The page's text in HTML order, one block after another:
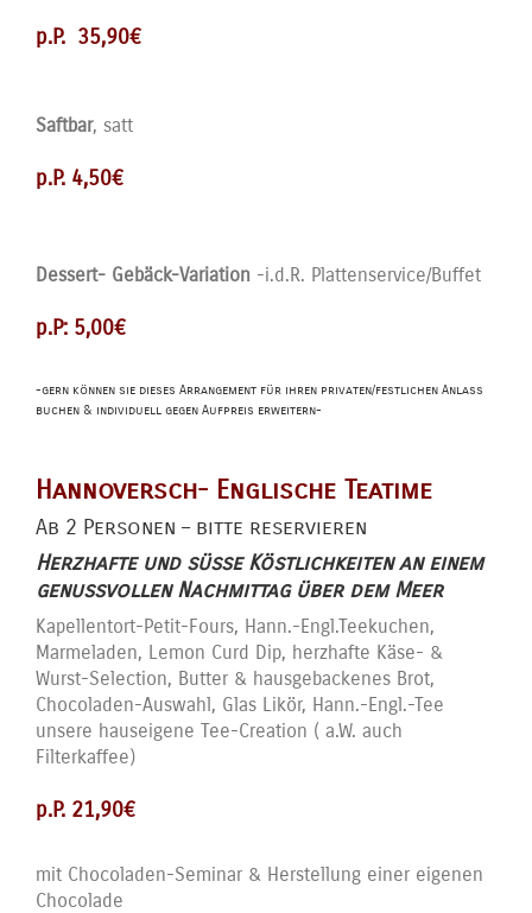
p.P. 35,90€
Saftbar, satt
p.P. 4,50€
Dessert- Gebäck-Variation -i.d.R. Plattenservice/Buffet
p.P: 5,00€
-gern können sie dieses Arrangement für ihren privaten/festlichen Anlass
buchen & individuell gegen Aufpreis erweitern-
Hannoversch- Englische Teatime
Ab 2 Personen – bitte reservieren
Herzhafte und süße Köstlichkeiten an einem
genussvollen Nachmittag über dem Meer
Kapellentort-Petit-Fours, Hann.-Engl.Teekuchen,
Marmeladen, Lemon Curd Dip, herzhafte Käse- &
Wurst-Selection, Butter & hausgebackenes Brot,
Chocoladen-Auswahl, Glas Likör, Hann.-Engl.-Tee
unsere hauseigene Tee-Creation ( a.W. auch
Filterkaffee)
p.P. 21,90€
mit Chocoladen-Seminar & Herstellung einer eigenen
Chocolade